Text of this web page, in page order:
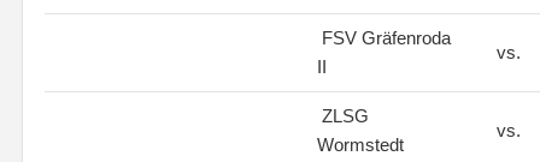
FSV Gräfenroda
II
vs.
ZLSG
Wormstedt
vs.